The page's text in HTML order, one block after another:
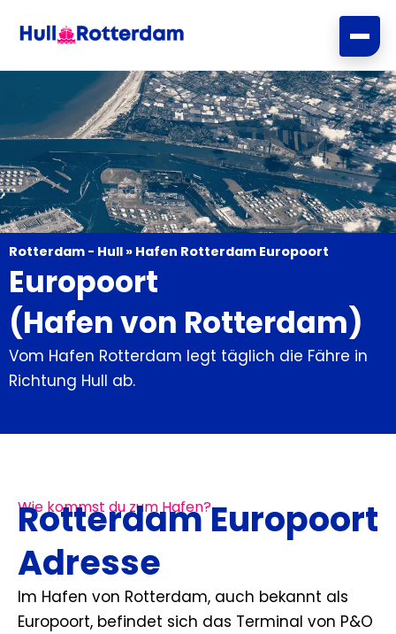
Inhalt
Rotterdam - Hull » Hafen Rotterdam Europoort
Europoort
(Hafen von Rotterdam)
Vom Hafen Rotterdam legt täglich die Fähre in
Richtung Hull ab.
Wie kommst du zum Hafen?
Rotterdam Europoort
Adresse
Im Hafen von Rotterdam, auch bekannt als
Europoort, befindet sich das Terminal von P&O